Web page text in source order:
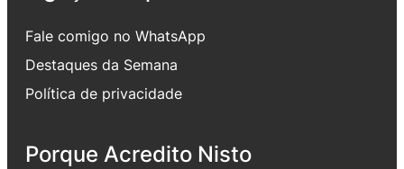
Fale comigo no WhatsApp
Destaques da Semana
Política de privacidade
Porque Acredito Nisto